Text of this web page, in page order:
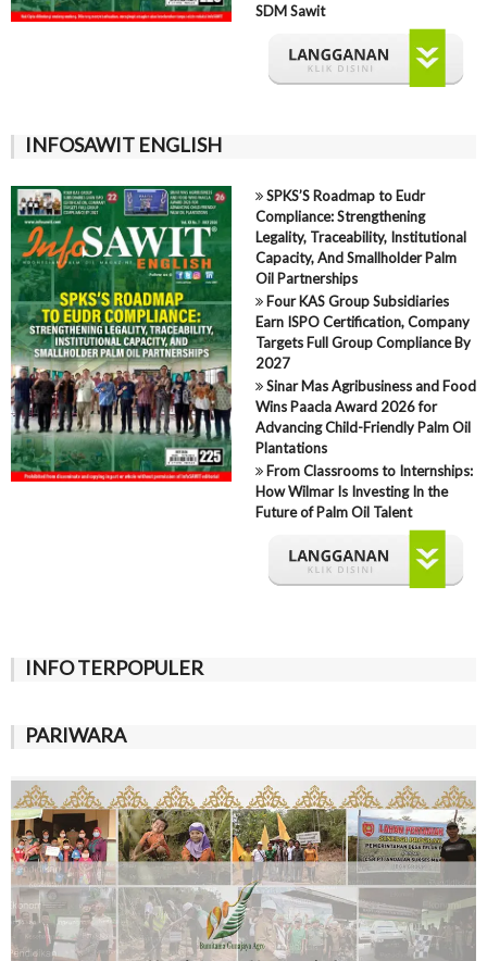
SDM Sawit
INFOSAWIT ENGLISH
SPKS’S Roadmap to Eudr
Compliance: Strengthening
Legality, Traceability, Institutional
Capacity, And Smallholder Palm
Oil Partnerships
Four KAS Group Subsidiaries
Earn ISPO Certification, Company
Targets Full Group Compliance By
2027
Sinar Mas Agribusiness and Food
Wins Paacla Award 2026 for
Advancing Child-Friendly Palm Oil
Plantations
From Classrooms to Internships:
How Wilmar Is Investing In the
Future of Palm Oil Talent
INFO TERPOPULER
PARIWARA